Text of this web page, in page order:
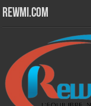
Rewmi.Com